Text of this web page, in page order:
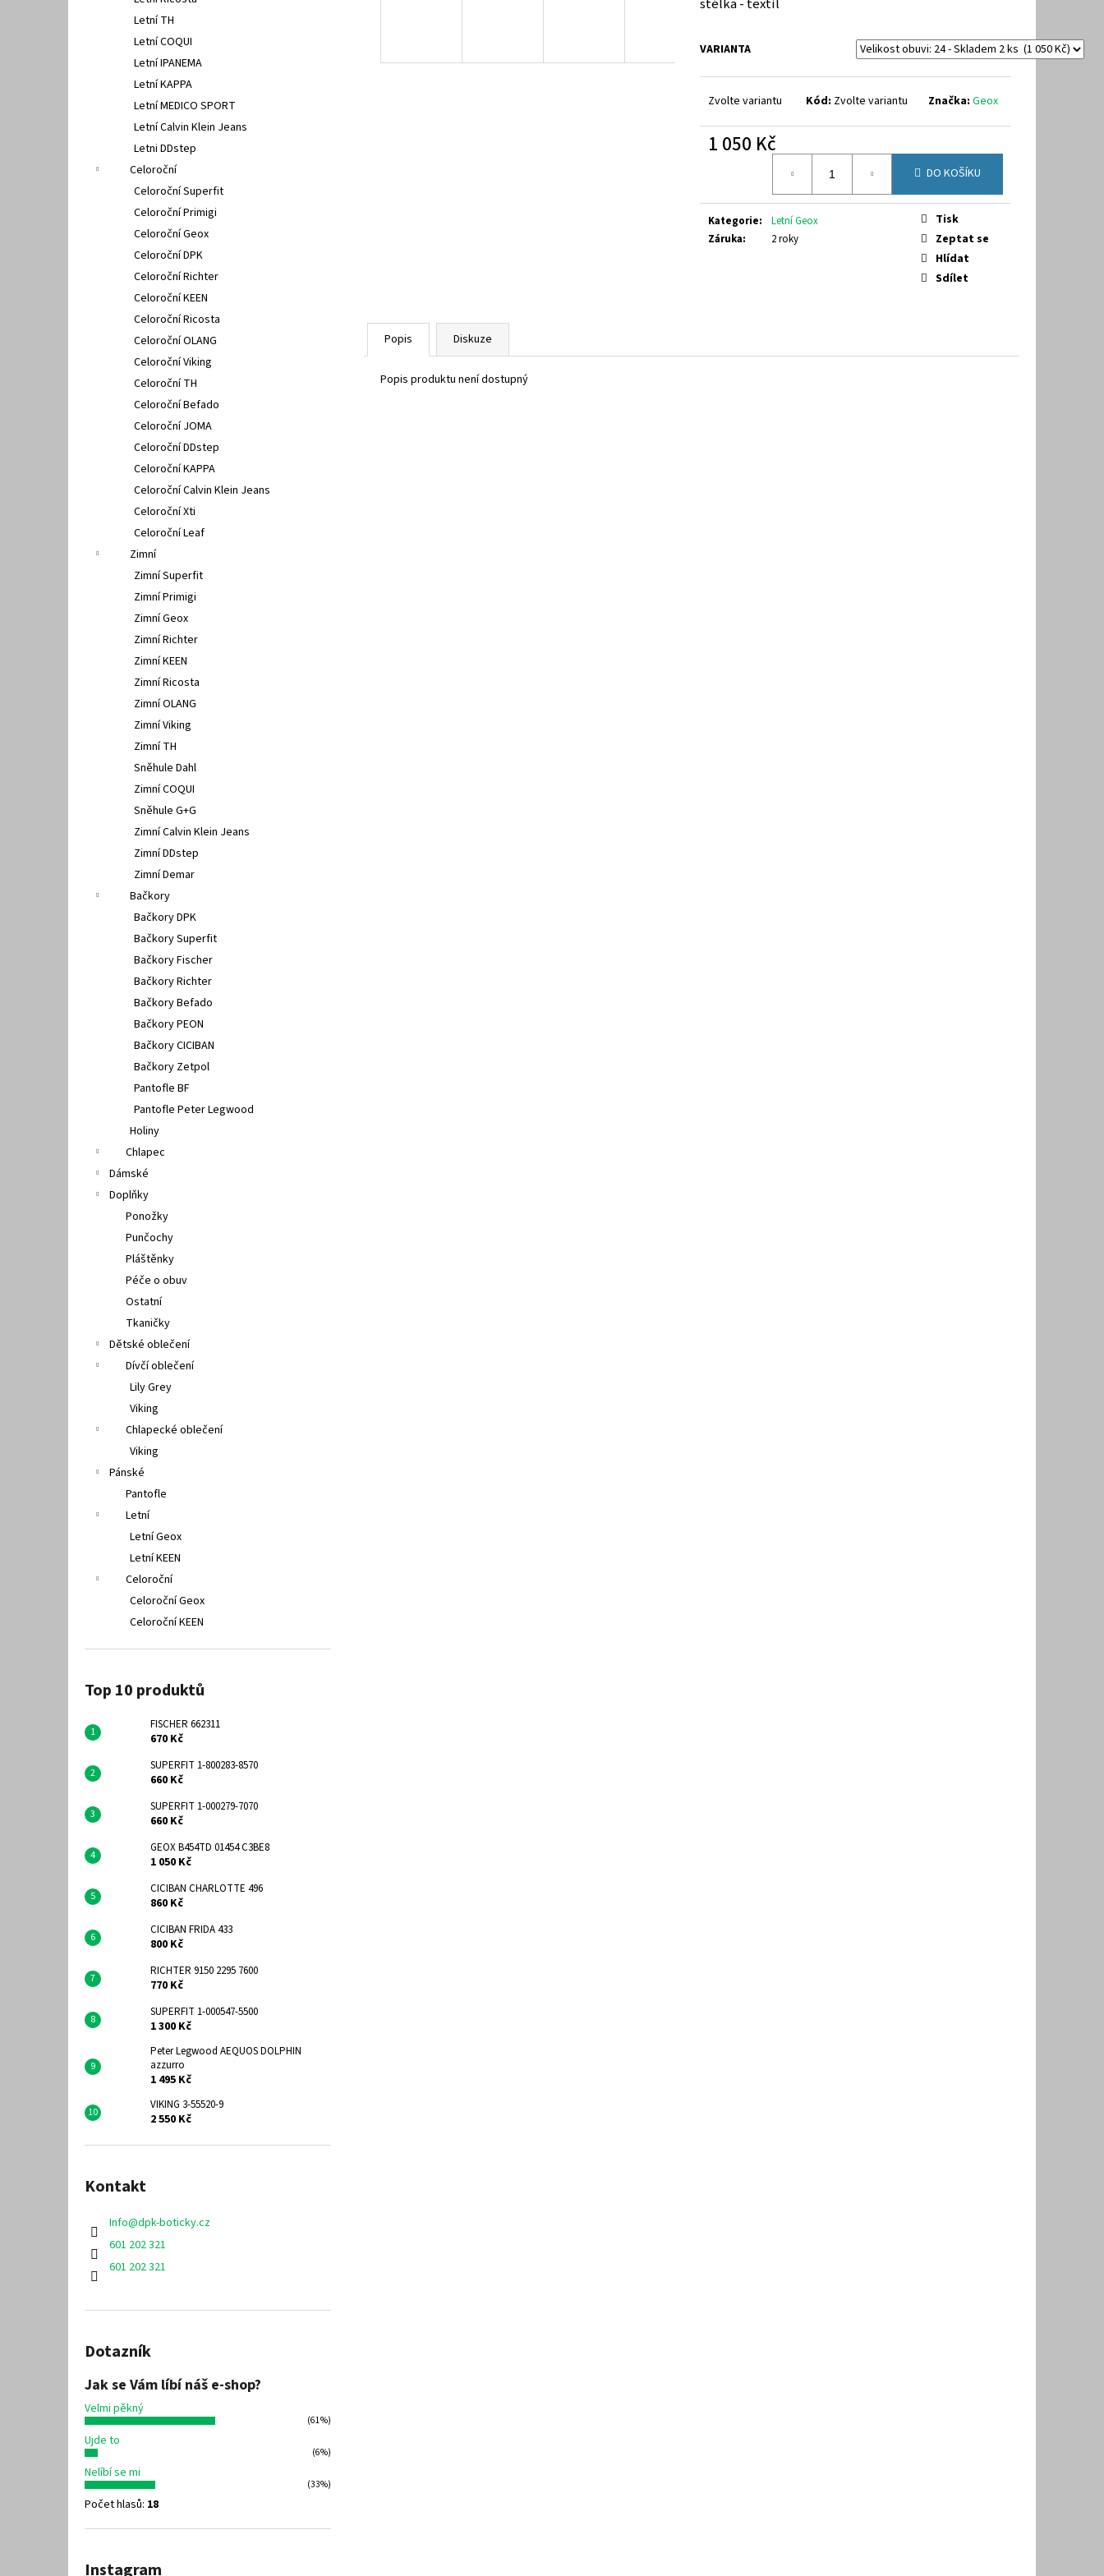
Letní TH
Letní COQUI
Letní IPANEMA
Letní KAPPA
Letní MEDICO SPORT
Letní Calvin Klein Jeans
Letni DDstep
Celoroční
Celoroční Superfit
Celoroční Primigi
Celoroční Geox
Celoroční DPK
Celoroční Richter
Celoroční KEEN
Celoroční Ricosta
Celoroční OLANG
Celoroční Viking
Celoroční TH
Celoroční Befado
Celoroční JOMA
Celoroční DDstep
Celoroční KAPPA
Celoroční Calvin Klein Jeans
Celoroční Xti
Celoroční Leaf
Zimní
Zimní Superfit
Zimní Primigi
Zimní Geox
Zimní Richter
Zimní KEEN
Zimní Ricosta
Zimní OLANG
Zimní Viking
Zimní TH
Sněhule Dahl
Zimní COQUI
Sněhule G+G
Zimní Calvin Klein Jeans
Zimní DDstep
Zimní Demar
Bačkory
Bačkory DPK
Bačkory Superfit
Bačkory Fischer
Bačkory Richter
Bačkory Befado
Bačkory PEON
Bačkory CICIBAN
Bačkory Zetpol
Pantofle BF
Pantofle Peter Legwood
Holiny
Chlapec
Dámské
Doplňky
Ponožky
Punčochy
Pláštěnky
Péče o obuv
Ostatní
Tkaničky
Dětské oblečení
Dívčí oblečení
Lily Grey
Viking
Chlapecké oblečení
Viking
Pánské
Pantofle
Letní
Letní Geox
Letní KEEN
Celoroční
Celoroční Geox
Celoroční KEEN
Top 10 produktů
FISCHER 662311
670 Kč
SUPERFIT 1-800283-8570
660 Kč
SUPERFIT 1-000279-7070
660 Kč
GEOX B454TD 01454 C3BE8
1 050 Kč
CICIBAN CHARLOTTE 496
860 Kč
CICIBAN FRIDA 433
800 Kč
RICHTER 9150 2295 7600
770 Kč
SUPERFIT 1-000547-5500
1 300 Kč
Peter Legwood AEQUOS DOLPHIN
azzurro
1 495 Kč
VIKING 3-55520-9
2 550 Kč
Kontakt
Info@dpk-boticky.cz
601 202 321
601 202 321
Dotazník
Jak se Vám líbí náš e-shop?
Velmi pěkný
(61%)
Ujde to
(6%)
Nelíbí se mi
(33%)
Počet hlasů: 18
Instagram
VARIANTA
Zvolte variantu Kód: Zvolte variantu Značka:Geox
1 050 Kč
DO KOŠÍKU
Kategorie:
Letní Geox
Záruka: 2 roky
Tisk
Zeptat se
Hlídat
Sdílet
Popis Diskuze
Popis produktu není dostupný